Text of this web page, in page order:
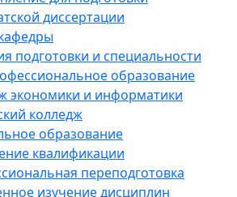
диссертации
подготовки и специальности
образование
экономики и информатики
колледж
образование
квалификации
переподготовка
изучение дисциплин